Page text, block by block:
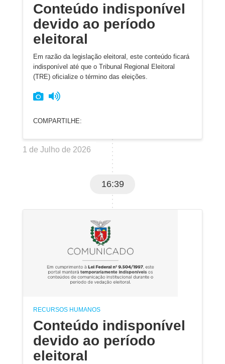
Conteúdo indisponível
devido ao período
eleitoral
Em razão da legislação eleitoral, este conteúdo ficará
indisponível até que o Tribunal Regional Eleitoral
(TRE) oficialize o término das eleições.
COMPARTILHE:
1 de Julho de 2026
16:39
RECURSOS HUMANOS
Conteúdo indisponível
devido ao período
eleitoral